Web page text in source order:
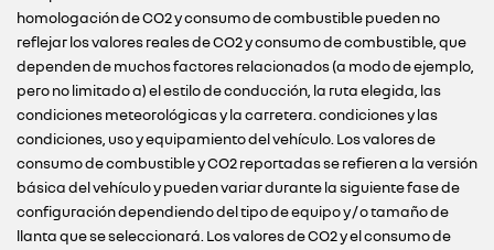
homologación de CO2 y consumo de combustible pueden no
reflejar los valores reales de CO2 y consumo de combustible, que
dependen de muchos factores relacionados (a modo de ejemplo,
pero no limitado a) el estilo de conducción, la ruta elegida, las
condiciones meteorológicas y la carretera. condiciones y las
condiciones, uso y equipamiento del vehículo. Los valores de
consumo de combustible y CO2 reportadas se refieren a la versión
básica del vehículo y pueden variar durante la siguiente fase de
configuración dependiendo del tipo de equipo y / o tamaño de
llanta que se seleccionará. Los valores de CO2 y el consumo de